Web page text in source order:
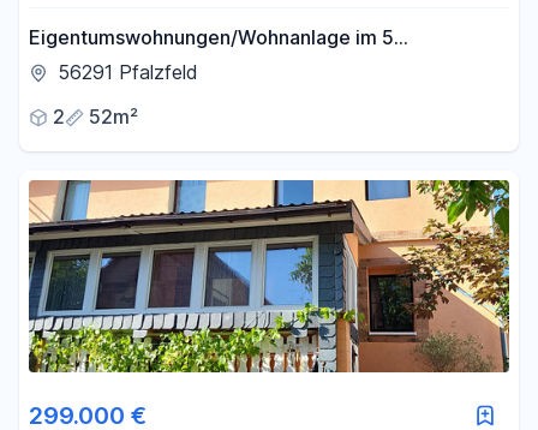
Eigentumswohnungen/Wohnanlage im 5
Familienhaus 52qm-106qm gehobene Ausstattung
56291 Pfalzfeld
2
52m²
299.000 €